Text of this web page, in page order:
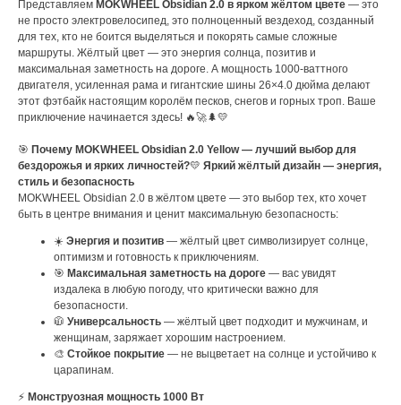
Представляем MOKWHEEL Obsidian 2.0 в ярком жёлтом цвете — это
не просто электровелосипед, это полноценный вездеход, созданный
для тех, кто не боится выделяться и покорять самые сложные
маршруты. Жёлтый цвет — это энергия солнца, позитив и
максимальная заметность на дороге. А мощность 1000-ваттного
двигателя, усиленная рама и гигантские шины 26×4.0 дюйма делают
этот фэтбайк настоящим королём песков, снегов и горных троп. Ваше
приключение начинается здесь! 🔥🚀🌲💛
🎯 Почему MOKWHEEL Obsidian 2.0 Yellow — лучший выбор для
бездорожья и ярких личностей?💛 Яркий жёлтый дизайн — энергия,
стиль и безопасность
MOKWHEEL Obsidian 2.0 в жёлтом цвете — это выбор тех, кто хочет
быть в центре внимания и ценит максимальную безопасность:
☀️ Энергия и позитив — жёлтый цвет символизирует солнце,
оптимизм и готовность к приключениям.
🎯 Максимальная заметность на дороге — вас увидят
издалека в любую погоду, что критически важно для
безопасности.
🧥 Универсальность — жёлтый цвет подходит и мужчинам, и
женщинам, заряжает хорошим настроением.
🎨 Стойкое покрытие — не выцветает на солнце и устойчиво к
царапинам.
⚡ Монструозная мощность 1000 Вт